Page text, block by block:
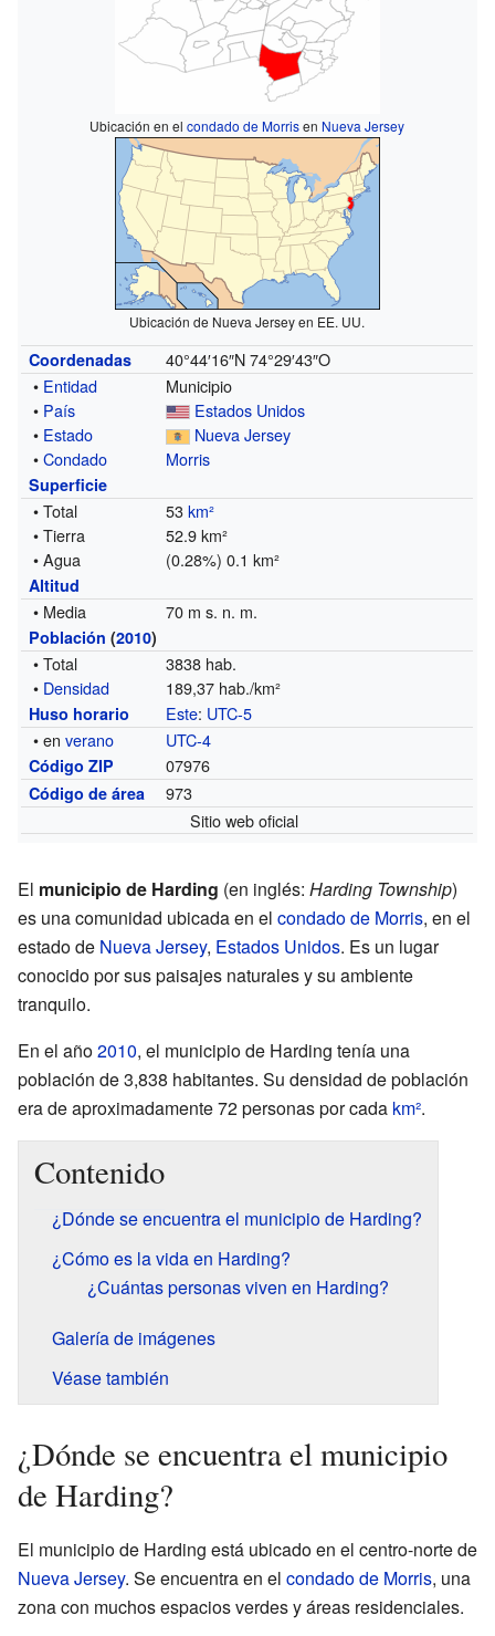
Ubicación en elcondado de Morrisen Nueva Jersey
Ubicación de Nueva Jersey en EE. UU.
Coordenadas 40°44′16″N 74°29′43″O
• Entidad
Municipio
• País
Estados Unidos
• Estado
Nueva Jersey
•Condado Morris
Superficie
• Total 53km²
• Tierra
52.9 km²
• Agua
(0.28%) 0.1 km²
Altitud
• Media 70 m s. n. m.
Población (2010)
• Total
3838 hab.
• Densidad 189,37 hab./km²
Huso horario Este: UTC-5
• enverano UTC-4
Código ZIP 07976
Código de área
973
Sitio web oficial
El municipio de Harding (en inglés: Harding Township)
es una comunidad ubicada en el condado de Morris, en el
estado de Nueva Jersey, Estados Unidos. Es un lugar
conocido por sus paisajes naturales y su ambiente
tranquilo.
En el año2010, el municipio de Harding tenía una
población de 3,838 habitantes. Su densidad de población
era de aproximadamente 72 personas por cada km².
Contenido
¿Dónde se encuentra el municipio de Harding?
¿Cómo es la vida en Harding?
¿Cuántas personas viven en Harding?
Galería de imágenes
Véase también
¿Dónde se encuentra el municipio
de Harding?
El municipio de Harding está ubicado en el centro-norte de
Nueva Jersey. Se encuentra en el condado de Morris, una
zona con muchos espacios verdes y áreas residenciales.